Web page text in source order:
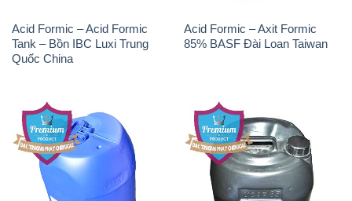
Acid Formic – Acid Formic
Tank – Bồn IBC Luxi Trung
Quốc China
Acid Formic – Axit Formic
85% BASF Đài Loan Taiwan